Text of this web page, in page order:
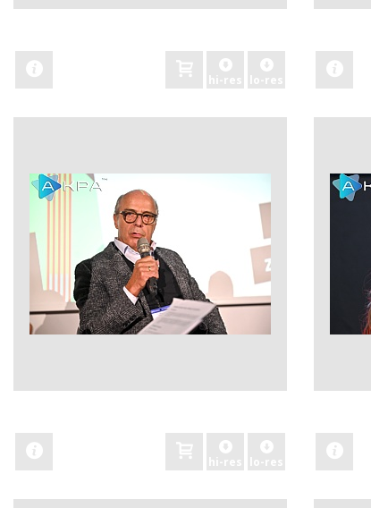
hi-res lo-res
hi-res lo-res